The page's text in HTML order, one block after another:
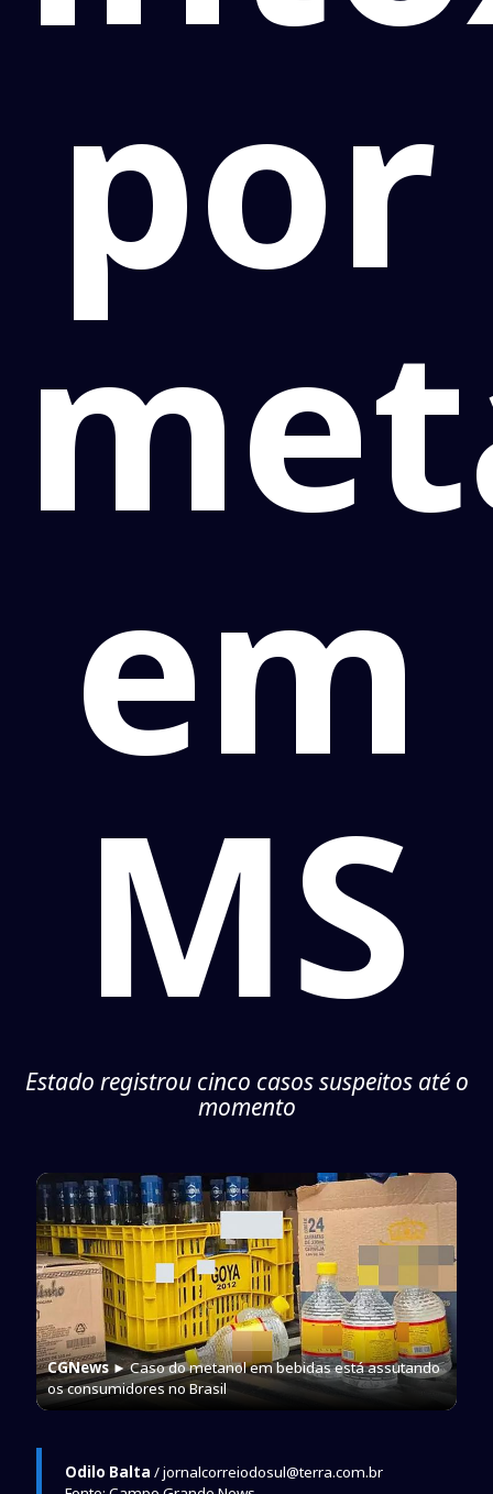
por
em
MS
Estado registrou cinco casos suspeitos até o
momento
CGNews► Caso do metanol em bebidas está assutando
os consumidores no Brasil
Odilo Balta / jornalcorreiodosul@terra.com.br